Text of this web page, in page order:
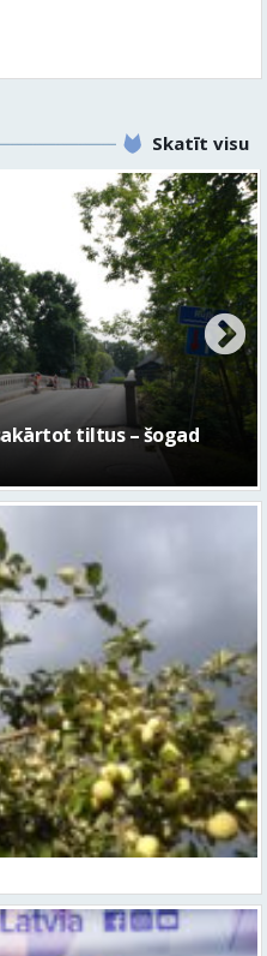
Skatīt visu
kultūras centram